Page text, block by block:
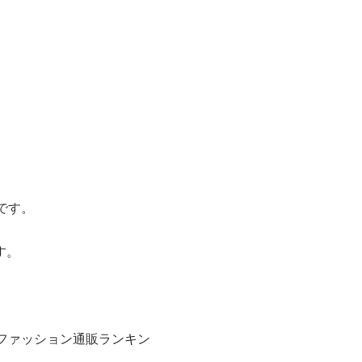
。
ァッション通販ランキン